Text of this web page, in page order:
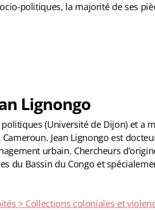
politiques, la majorité de ses
Lignongo
(Université de Dijon) et a
Jean Lignongo est
urbain. Chercheurs
du Bassin du Congo et
> Collections coloniales et